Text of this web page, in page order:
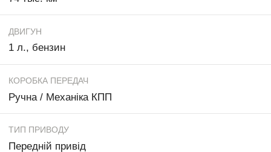
ДВИГУН
1 л., бензин
КОРОБКА ПЕРЕДАЧ
Ручна / Механіка КПП
ТИП ПРИВОДУ
Передній привід